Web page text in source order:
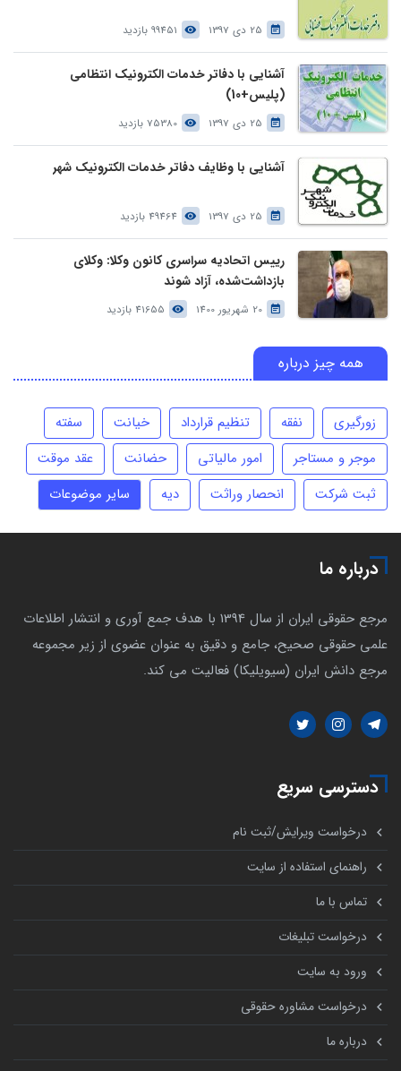
25 دی 1397 99451 بازدید
آشنایی با دفاتر خدمات الکترونیک انتظامی
(پلیس+10)
25 دی 1397 75380 بازدید
آشنایی با وظایف دفاتر خدمات الکترونیک شهر
25 دی 1397 49464 بازدید
رییس اتحادیه سراسری کانون وکلا: وکلای
بازداشت‌شده، آزاد شوند
20 شهریور 1400 41655 بازدید
همه چیز درباره
زورگیری نفقه تنظیم قرارداد خیانت
سفته
موجر و مستاجر
امور مالیاتی حضانت
عقد موقت
ثبت شرکت
انحصار وراثت دیه سایر موضوعات
درباره ما
مرجع حقوقی ایران از سال 1394 با هدف جمع آوری و انتشار اطلاعات
علمی حقوقی صحیح، جامع و دقیق به عنوان عضوی از زیر مجموعه
مرجع دانش ایران (سیویلیکا) فعالیت می کند.
دسترسی سریع
درخواست ویرایش/ثبت نام
راهنمای استفاده از سایت
تماس با ما
درخواست تبلیغات
ورود به سایت
درخواست مشاوره حقوقی
درباره ما